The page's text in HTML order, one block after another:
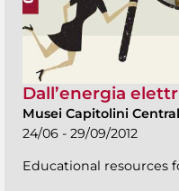
Dall’energia
Musei Capitolini
24/06 - 29/09/2012
Educational resources